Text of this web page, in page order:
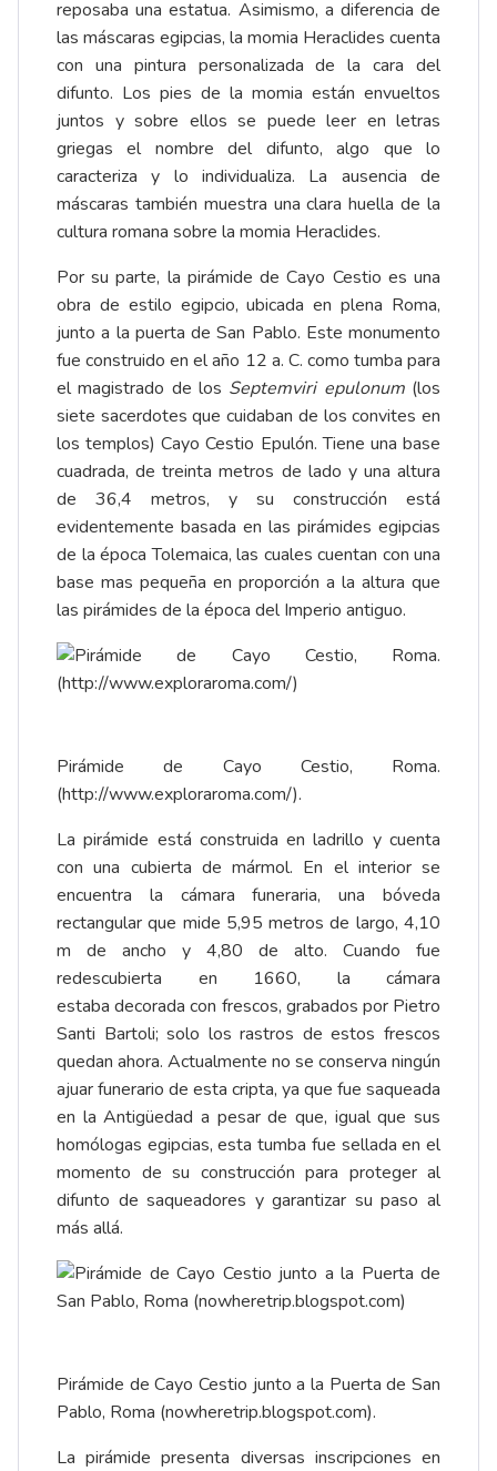
reposaba una estatua. Asimismo, a diferencia de
las máscaras egipcias, la momia Heraclides cuenta
con una pintura personalizada de la cara del
difunto. Los pies de la momia están envueltos
juntos y sobre ellos se puede leer en letras
griegas el nombre del difunto, algo que lo
caracteriza y lo individualiza. La ausencia de
máscaras también muestra una clara huella de la
cultura romana sobre la momia Heraclides.
Por su parte, la pirámide de Cayo Cestio es una
obra de estilo egipcio, ubicada en plena Roma,
junto a la puerta de San Pablo. Este monumento
fue construido en el año 12 a. C. como tumba para
el magistrado de los Septemviri epulonum(los
siete sacerdotes que cuidaban de los convites en
los templos) Cayo Cestio Epulón. Tiene una base
cuadrada, de treinta metros de lado y una altura
de 36,4 metros, y su construcción está
evidentemente basada en las pirámides egipcias
de la época Tolemaica, las cuales cuentan con una
base mas pequeña en proporción a la altura que
las pirámides de la época del Imperio antiguo.
Pirámide de Cayo Cestio, Roma.
(http://www.exploraroma.com/).
La pirámide está construida en ladrillo y cuenta
con una cubierta de mármol. En el interior se
encuentra la cámara funeraria, una bóveda
rectangular que mide 5,95 metros de largo, 4,10
m de ancho y 4,80 de alto. Cuando fue
redescubierta en 1660, la cámara
estaba decorada con frescos, grabados por Pietro
Santi Bartoli; solo los rastros de estos frescos
quedan ahora. Actualmente no se conserva ningún
ajuar funerario de esta cripta, ya que fue saqueada
en la Antigüedad a pesar de que, igual que sus
homólogas egipcias, esta tumba fue sellada en el
momento de su construcción para proteger al
difunto de saqueadores y garantizar su paso al
más allá.
Pirámide de Cayo Cestio junto a la Puerta de San
Pablo, Roma (nowheretrip.blogspot.com).
La pirámide presenta diversas inscripciones en